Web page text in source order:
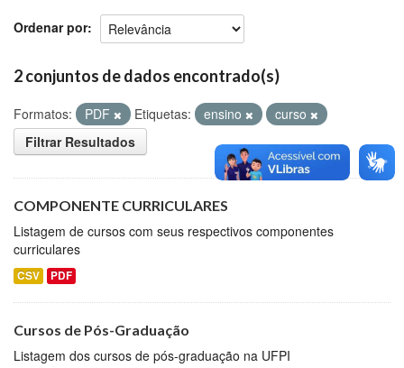
Ordenar por
2 conjuntos de dados encontrado(s)
Formatos: PDF Etiquetas: ensino
curso
Filtrar Resultados
COMPONENTE CURRICULARES
Listagem de cursos com seus respectivos componentes
curriculares
CSV PDF
Cursos de Pós-Graduação
Listagem dos cursos de pós-graduação na UFPI